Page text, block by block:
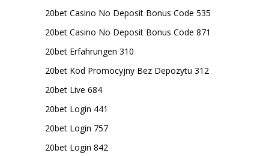
20bet Casino No Deposit Bonus Code 535
20bet Casino No Deposit Bonus Code 871
20bet Erfahrungen 310
20bet Kod Promocyjny Bez Depozytu 312
20bet Live 684
20bet Login 441
20bet Login 757
20bet Login 842